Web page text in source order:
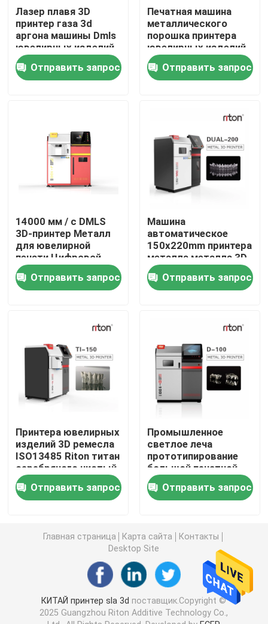
Дома
О Компании
Контакты
Принтер металла 3D лазера
Зубоврачебный принтер металла 3D
Принтер SLM 3D
Принтер DLMS 3D
Фоточувствительная смола
металлический порошок принтера 3D
Медицинский принтер 3D
Принтер ювелирных изделий 3D
принтер dlp 3d
Принтер смолы SLA 3D
Машина спекать лазера
Лазер плавя 3D
принтер газа 3d
аргона машины Dmls
ювелирных изделий
печатной машины
2.5KW 220V
Отправить запрос
Печатная машина
металлического
порошка принтера
ювелирных изделий
3D SLM φ150mm
зубоврачебная
медицинская
Отправить запрос
14000 мм / с DMLS
3D-принтер Металл
для ювелирной
печати Цифровой
селективный
лазерный
плавильный станок
Отправить запрос
Машина
автоматическое
150x220mm принтера
металла металла 3D
Riton DMLS
Отправить запрос
Принтера ювелирных
изделий 3D ремесла
ISO13485 Riton титан
серебряного чистый
пудрит 850KG 50μM
Отправить запрос
Промышленное
светлое леча
прототипирование
большой печатной
машины 3D принтера
Sla 3D быстрое
Отправить запрос
Главная страница Карта сайта
Контакты
Desktop Site
КИТАЙ принтер sla 3d поставщик.Copyright ©
2025 Guangzhou Riton Additive Technology Co.,